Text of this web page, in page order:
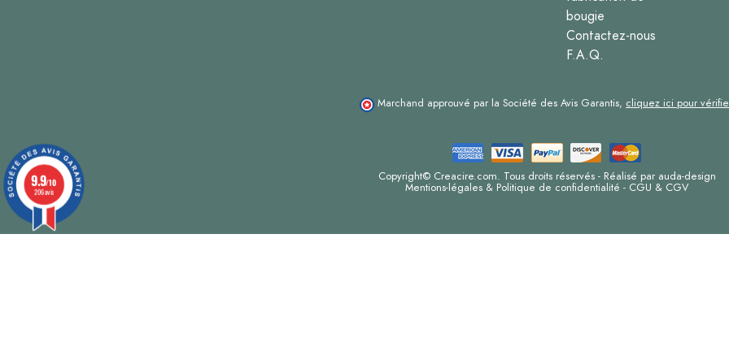
bougie
Contactez-nous
F.A.Q.
Marchand approuvé par la Société des Avis Garantis, cliquez ici pour
Copyright© Creacire.com. Tous droits réservés - Réalisé par auda-design
Mentions-légales & Politique de confidentialité - CGU & CGV
9.9/10
206 avis